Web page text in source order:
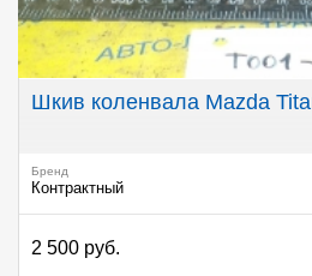
Шкив коленвала Mazda
Бренд
Контрактный
2 500 руб.